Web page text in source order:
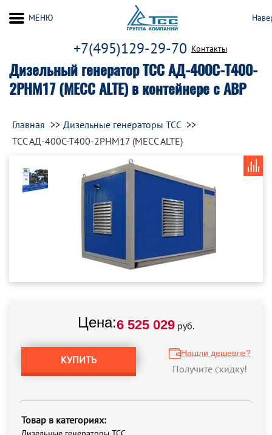
Дизельный генератор ТСС АД-400С-Т400-
2РНМ17 (MECC ALTE) в контейнере с АВР
+7(495)129-29-70 Контакты
МЕНЮ
Главная
Дизельные генераторы ТСС
ТСС АД-400С-Т400-2РНМ17 (MECC ALTE)
Цена:6 525 029 руб.
КУПИТЬ
Нашли дешевле?
Получите скидку!
Товар в категориях: